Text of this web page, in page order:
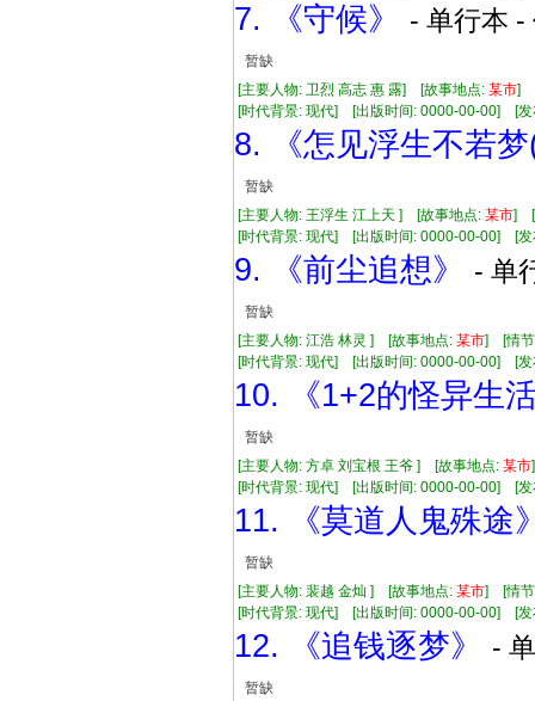
7. 《守候》 - 单行本
暂缺
[主要人物: 卫烈 高志 惠 露] [故事地点: 某市] [
[时代背景: 现代] [出版时间: 0000-00-00] [
8. 《怎见浮生不若
暂缺
[主要人物: 王浮生 江上天 ] [故事地点: 某市] [
[时代背景: 现代] [出版时间: 0000-00-00] [
9. 《前尘追想》 - 单
暂缺
[主要人物: 江浩 林灵 ] [故事地点: 某市] [情节
[时代背景: 现代] [出版时间: 0000-00-00] [
10. 《1+2的怪异生
暂缺
[主要人物: 方卓 刘宝根 王爷 ] [故事地点: 某市
[时代背景: 现代] [出版时间: 0000-00-00] [
11. 《莫道人鬼殊途
暂缺
[主要人物: 裴越 金灿 ] [故事地点: 某市] [情节
[时代背景: 现代] [出版时间: 0000-00-00] [
12. 《追钱逐梦》 -
暂缺